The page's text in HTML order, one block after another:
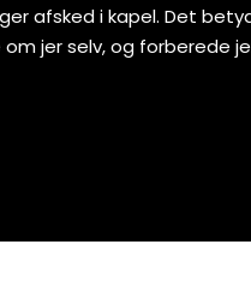
afsked i kapel. Det
jer selv, og forberede